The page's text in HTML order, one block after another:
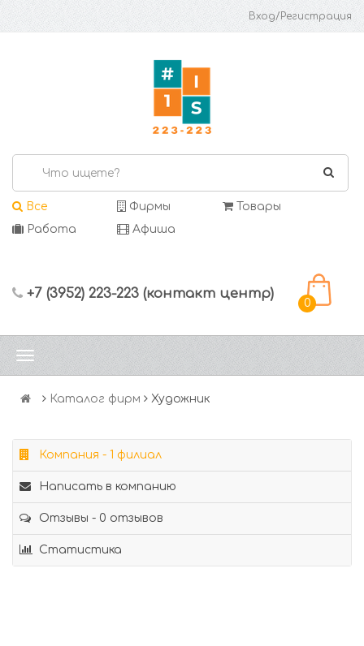
Вход/Регистрация
Все Фирмы
Товары
Работа
Афиша
+7 (3952) 223-223 (контакт центр)
0
Каталог фирм Художник
Компания - 1 филиал
Написать в компанию
Отзывы - 0 отзывов
Статистика